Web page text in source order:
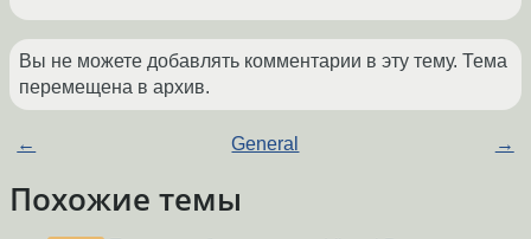
Вы не можете добавлять комментарии в эту тему. Тема
перемещена в архив.
← General →
Похожие темы